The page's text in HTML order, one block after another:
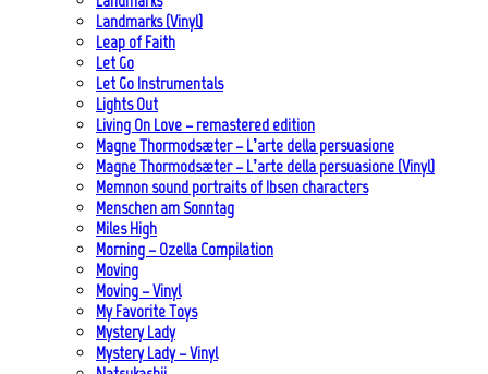
Landmarks (Vinyl)
Leap of Faith
Let Go
Let Go Instrumentals
Lights Out
Living On Love – remastered edition
Magne Thormodsæter – L’arte della persuasione
Magne Thormodsæter – L’arte della persuasione (Vinyl)
Memnon sound portraits of Ibsen characters
Menschen am Sonntag
Miles High
Morning – Ozella Compilation
Moving
Moving – Vinyl
My Favorite Toys
Mystery Lady
Mystery Lady – Vinyl